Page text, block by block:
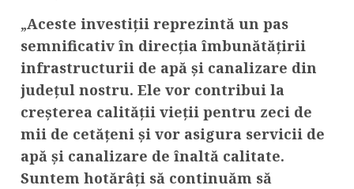
„Aceste investiții reprezintă un pas
semnificativ în direcția îmbunătățirii
infrastructurii de apă și canalizare din
județul nostru. Ele vor contribui la
creșterea calității vieții pentru zeci de
mii de cetățeni și vor asigura servicii de
apă și canalizare de înaltă calitate.
Suntem hotărâți să continuăm să